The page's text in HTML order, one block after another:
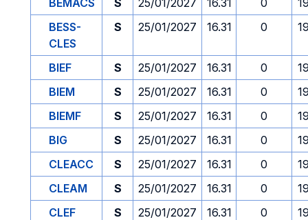
BEMACS S 25/01/2027 16.31 0
BESS-
CLES
S 25/01/2027 16.31 0
BIEF S 25/01/2027 16.31 0
BIEM
S 25/01/2027 16.31 0
BIEMF
S 25/01/2027 16.31 0
BIG
S 25/01/2027 16.31 0
CLEACC
S 25/01/2027 16.31 0
CLEAM
S 25/01/2027 16.31 0
CLEF
S 25/01/2027 16.31 0